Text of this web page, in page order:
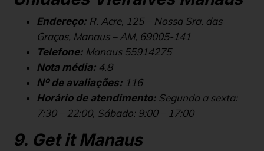
Endereço: R. Acre, 125 – Nossa Sra. das
Graças, Manaus – AM, 69005-141
Telefone: Manaus 55914275
Nota média: 4.8
Nº de avaliações: 116
Horário de atendimento: Segunda a sexta:
7:30 – 22:00, Sábado: 9:00 – 17:00
9. Get it Manaus